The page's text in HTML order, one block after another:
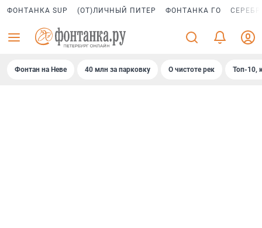
ФОНТАНКА SUP (ОТ)ЛИЧНЫЙ ПИТЕР ФОНТАНКА ГО
Фонтан на Неве 40 млн за парковку О чистоте рек Топ-10,